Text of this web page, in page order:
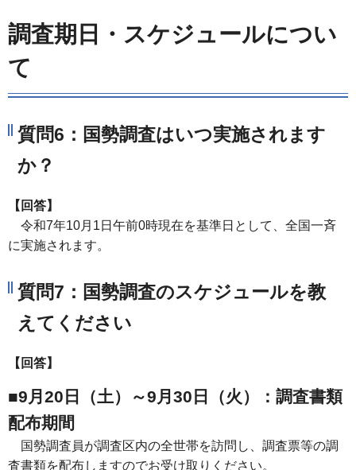
調査期日・スケジュールについ
て
質問6：国勢調査はいつ実施されます
か？
【回答】
令和7年10月1日午前0時現在を基準日として、全国一斉
に実施されます。
質問7：国勢調査のスケジュールを教
えてください
【回答】
■9月20日（土）～9月30日（火）：調査書類
配布期間
国勢調査員が調査区内の全世帯を訪問し、調査票等の調
査書類を配布しますのでお受け取りください。